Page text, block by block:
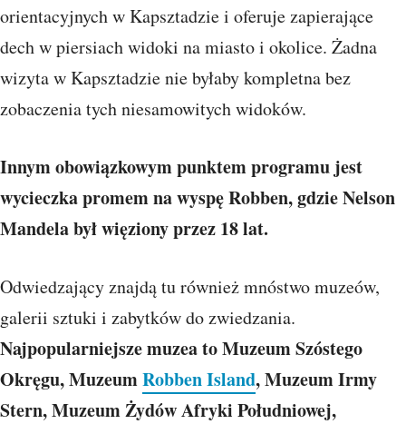
orientacyjnych w Kapsztadzie i oferuje zapierające
dech w piersiach widoki na miasto i okolice. Żadna
wizyta w Kapsztadzie nie byłaby kompletna bez
zobaczenia tych niesamowitych widoków.
Innym obowiązkowym punktem programu jest
wycieczka promem na wyspę Robben, gdzie Nelson
Mandela był więziony przez 18 lat.
Odwiedzający znajdą tu również mnóstwo muzeów,
galerii sztuki i zabytków do zwiedzania.
Najpopularniejsze muzea toMuzeum Szóstego
Okręgu, MuzeumRobben Island, Muzeum Irmy
Stern, Muzeum Żydów Afryki Południowej,